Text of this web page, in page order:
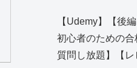
【Udemy】【後
初心者のための
質問し放題】【レ